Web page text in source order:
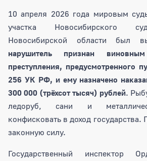
10 апреля 2026 года мировым
участка Новосибирского
Новосибирской области был
нарушитель признан
преступления, предусмотренного
256 УК РФ, и ему назначено
300 000 (трёхсот тысяч) рублей.
ледоруб, сани и
конфисковать в доход государства.
законную силу.
Государственный инспектор